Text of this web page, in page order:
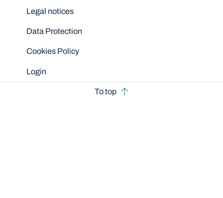
Legal notices
Data Protection
Cookies Policy
Login
To top